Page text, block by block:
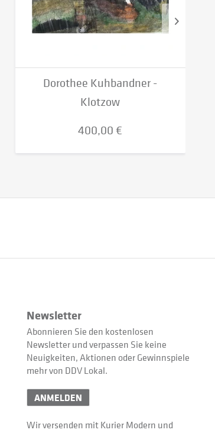
Dorothee Kuhbandner -
Klotzow
400,00 €
Newsletter
Abonnieren Sie den kostenlosen
Newsletter und verpassen Sie keine
Neuigkeiten, Aktionen oder Gewinnspiele
mehr von DDV Lokal.
ANMELDEN
Wir versenden mit Kurier Modern und